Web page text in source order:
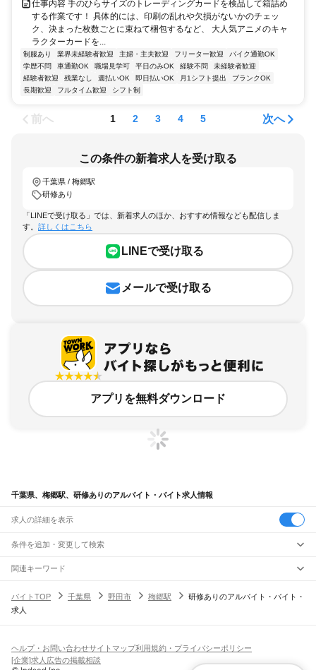
仕事内容 手のひらサイズのトレーディングカードを検品して箱詰め
する作業です！ 具体的には、印刷の乱れや欠損がないかのチェッ
ク、決まった枚数ごとに束ねて梱包するなど、 大人気アニメのキャ
ラクターカードを...
制服あり 業界未経験者歓迎 主婦・主夫歓迎 フリーター歓迎
バイク通勤OK
学歴不問
車通勤OK 職場見学可 平日のみOK 経験不問
未経験者歓迎
経験者歓迎
残業なし 週払いOK 即日払いOK 月1シフト提出
ブランクOK
長期歓迎
フルタイム歓迎 シフト制
前へ 1 2 3 4 5 次へ
この条件の新着求人を受け取る
千葉県 / 梅郷駅
研修あり
「LINEで受け取る」では、新着求人のほか、おすすめ情報なども配信しま
す。 詳しくはこちら
LINEで受け取る
メールで受け取る
アプリを無料ダウンロード
千葉県、梅郷駅、研修ありのアルバイト・バイト求人情報
求人の詳細を表示
条件を追加・変更して検索
市区町村を追加・変更
千葉県すべて
旭市習志野市柏市勝浦市市原市流山市八千代市我孫子市鴨川市鎌ケ谷市
君津市富津市浦安市 印西市白井市富里市南房総市
駅を追加・変更
JR中央・総武線
市川駅本八幡駅下総中山駅 津田沼駅幕張本郷駅幕張駅
職種を追加・変更
飲食・フードサービスすべて
ホールスタッフキッチンスタッフ
人気
雇用形態を追加・変更
関連キーワード
バイトTOP
千葉県 野田市 梅郷駅
研修ありのアルバイト・バイト・
求人
ヘルプ・お問い合わせサイトマップ利用規約・プライバシーポリシー
[企業]求人広告の掲載相談